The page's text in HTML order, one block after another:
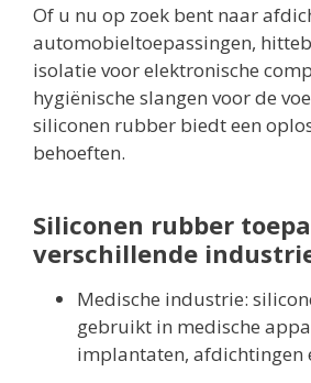
Of u nu op zoek bent naar
automobieltoepassingen,
isolatie voor elektronische
hygiënische slangen voor de
siliconen rubber biedt een
behoeften.
Siliconen rubber
verschillende
Medische industrie:
gebruikt in medische
implantaten, afdichtingen